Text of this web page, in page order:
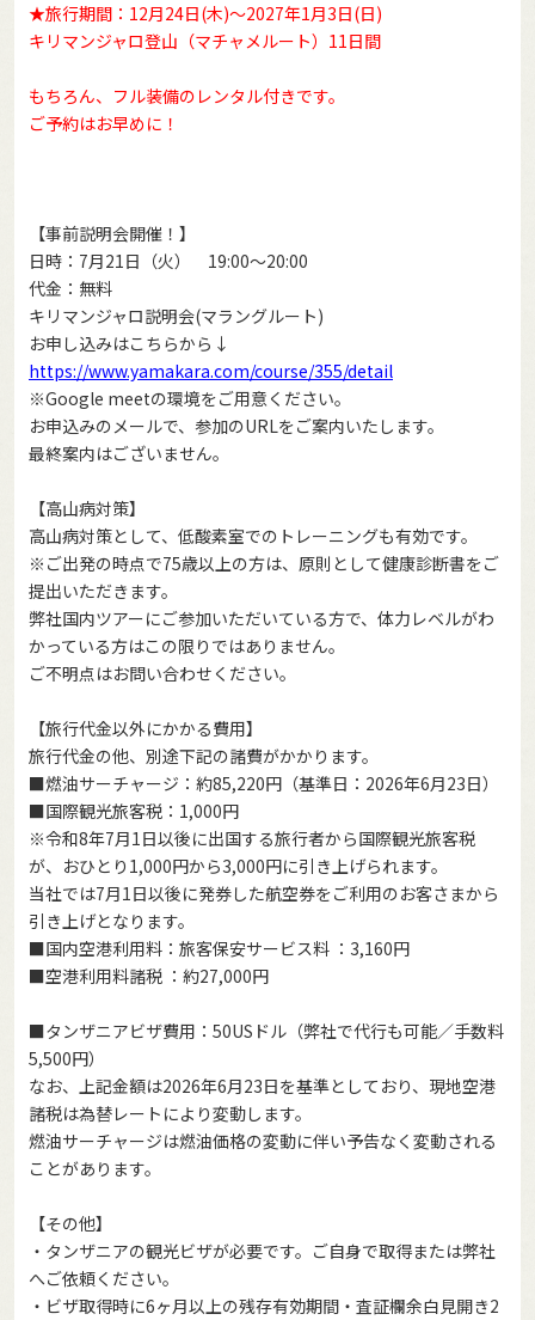
★旅行期間：12月24日(木)～2027年1月3日(日)
キリマンジャロ登山（マチャメルート）11日間
もちろん、フル装備のレンタル付きです。
ご予約はお早めに！
【事前説明会開催！】
日時：7月21日（火） 19:00～20:00
代金：無料
キリマンジャロ説明会(マラングルート)
お申し込みはこちらから↓
https://www.yamakara.com/course/355/detail
※Google meetの環境をご用意ください。
お申込みのメールで、参加のURLをご案内いたします。
最終案内はございません。
【高山病対策】
高山病対策として、低酸素室でのトレーニングも有効です。
※ご出発の時点で75歳以上の方は、原則として健康診断書をご
提出いただきます。
弊社国内ツアーにご参加いただいている方で、体力レベルがわ
かっている方はこの限りではありません。
ご不明点はお問い合わせください。
【旅行代金以外にかかる費用】
旅行代金の他、別途下記の諸費がかかります。
■燃油サーチャージ：約85,220円（基準日：2026年6月23日）
■国際観光旅客税：1,000円
※令和8年7月1日以後に出国する旅行者から国際観光旅客税
が、おひとり1,000円から3,000円に引き上げられます。
当社では7月1日以後に発券した航空券をご利用のお客さまから
引き上げとなります。
■国内空港利用料：旅客保安サービス料 ：3,160円
■空港利用料諸税 ：約27,000円
■タンザニアビザ費用：50USドル（弊社で代行も可能／手数料
5,500円）
なお、上記金額は2026年6月23日を基準としており、現地空港
諸税は為替レートにより変動します。
燃油サーチャージは燃油価格の変動に伴い予告なく変動される
ことがあります。
【その他】
・タンザニアの観光ビザが必要です。ご自身で取得または弊社
へご依頼ください。
・ビザ取得時に6ヶ月以上の残存有効期間・査証欄余白見開き2